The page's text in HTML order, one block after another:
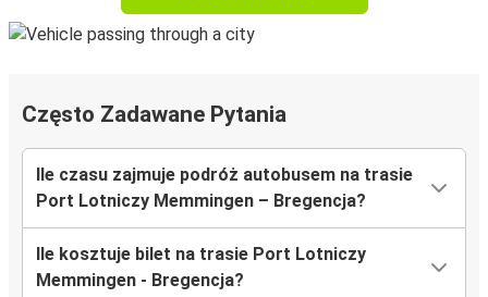
Często Zadawane Pytania
Ile czasu zajmuje podróż autobusem na trasie
Port Lotniczy Memmingen – Bregencja?
Ile kosztuje bilet na trasie Port Lotniczy
Memmingen - Bregencja?